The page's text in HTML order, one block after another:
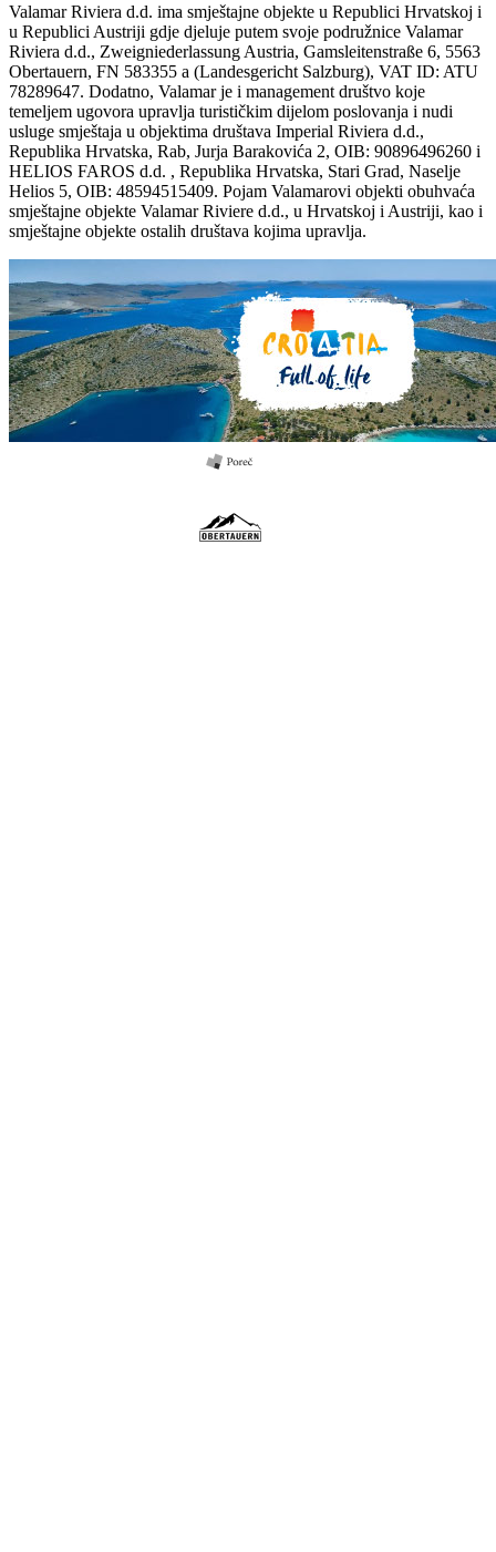
Valamar Riviera d.d. ima smještajne objekte u Republici Hrvatskoj i
u Republici Austriji gdje djeluje putem svoje podružnice Valamar
Riviera d.d., Zweigniederlassung Austria, Gamsleitenstraße 6, 5563
Obertauern, FN 583355 a (Landesgericht Salzburg), VAT ID: ATU
78289647. Dodatno, Valamar je i management društvo koje
temeljem ugovora upravlja turističkim dijelom poslovanja i nudi
usluge smještaja u objektima društava Imperial Riviera d.d.,
Republika Hrvatska, Rab, Jurja Barakovića 2, OIB: 90896496260 i
HELIOS FAROS d.d. , Republika Hrvatska, Stari Grad, Naselje
Helios 5, OIB: 48594515409. Pojam Valamarovi objekti obuhvaća
smještajne objekte Valamar Riviere d.d., u Hrvatskoj i Austriji, kao i
smještajne objekte ostalih društava kojima upravlja.